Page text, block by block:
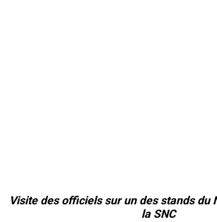
Ousmane Bougouma a exprimé sa
découverte et les constats qu’il a faits. «